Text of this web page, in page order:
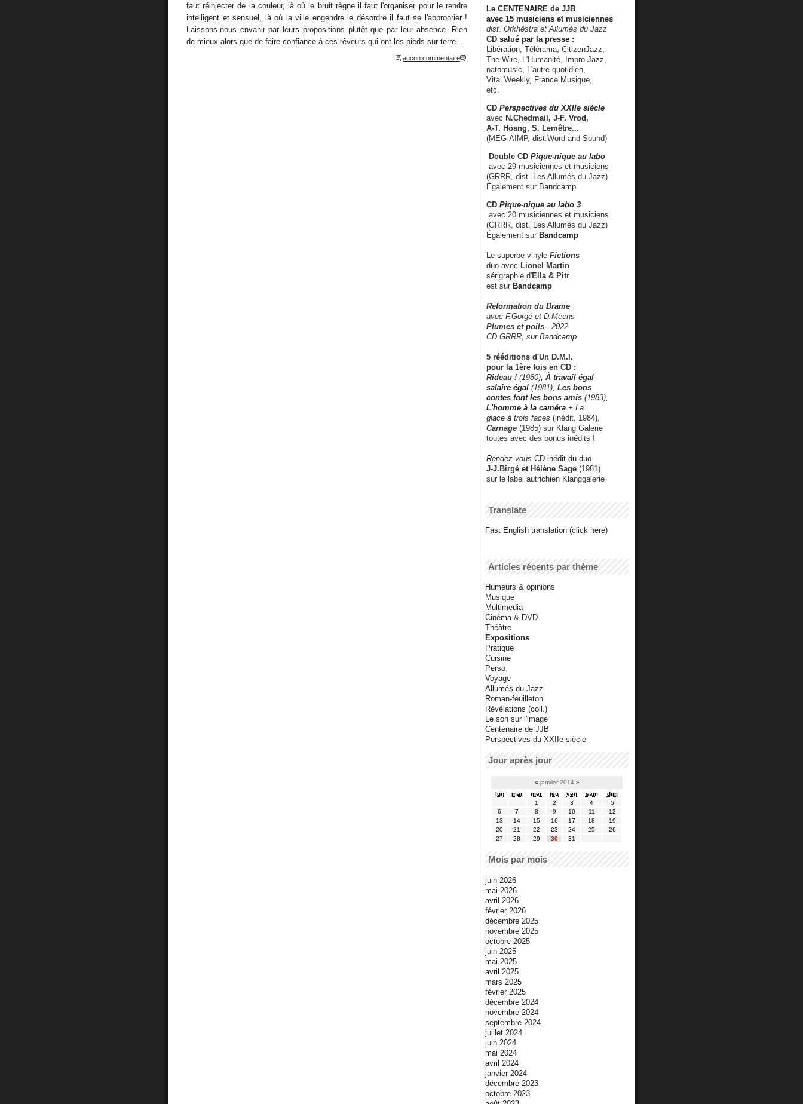
faut réinjecter de la couleur, là où le bruit règne il faut l'organiser pour le rendre
intelligent et sensuel, là où la ville engendre le désordre il faut se l'approprier !
Laissons-nous envahir par leurs propositions plutôt que par leur absence. Rien
de mieux alors que de faire confiance à ces rêveurs qui ont les pieds sur terre...
aucun commentaire
Le CENTENAIRE de JJB
avec 15 musiciens et musiciennes
dist. Orkhêstra et Allumés du Jazz
CD salué par la presse :
Libération, Télérama, CitizenJazz,
The Wire, L'Humanité, Impro Jazz,
natomusic, L'autre quotidien,
Vital Weekly, France Musique,
etc.
CD Perspectives du XXIIe siècle
avec N.Chedmail, J-F. Vrod,
A-T. Hoang, S. Lemêtre...
(MEG-AIMP, dist.Word and Sound)
Double CD Pique-nique au labo
avec 29 musiciennes et musiciens
(GRRR, dist. Les Allumés du Jazz)
Également sur Bandcamp
CD Pique-nique au labo 3
avec 20 musiciennes et musiciens
(GRRR, dist. Les Allumés du Jazz)
Également sur Bandcamp
Le superbe vinyle Fictions
duo avec Lionel Martin
sérigraphie d'Ella & Pitr
est sur Bandcamp
Reformation du Drame
avec F.Gorgé et D.Meens
Plumes et poils - 2022
CD GRRR, sur Bandcamp
5 rééditions d'Un D.M.I.
pour la 1ère fois en CD :
Rideau ! (1980), À travail égal
salaire égal (1981), Les bons
contes font les bons amis (1983),
L'homme à la caméra + La
glace à trois faces (inédit, 1984),
Carnage (1985) sur Klang Galerie
toutes avec des bonus inédits !
Rendez-vous CD inédit du duo
J-J.Birgé et Hélène Sage (1981)
sur le label autrichien Klanggalerie
Translate
Fast English translation (click here)
Articles récents par thème
Humeurs & opinions
Musique
Multimedia
Cinéma & DVD
Théâtre
Expositions
Pratique
Cuisine
Perso
Voyage
Allumés du Jazz
Roman-feuilleton
Révélations (coll.)
Le son sur l'image
Centenaire de JJB
Perspectives du XXIIe siècle
Jour après jour
« janvier 2014 »
lun
mar mer jeu ven sam
dim
1
2 3 4
5
6
7 8 9 10 11
12
13
14 15 16 17 18
19
20
21 22 23 24 25
26
27
28 29 30 31
Mois par mois
juin 2026
mai 2026
avril 2026
février 2026
décembre 2025
novembre 2025
octobre 2025
juin 2025
mai 2025
avril 2025
mars 2025
février 2025
décembre 2024
novembre 2024
septembre 2024
juillet 2024
juin 2024
mai 2024
avril 2024
janvier 2024
décembre 2023
octobre 2023